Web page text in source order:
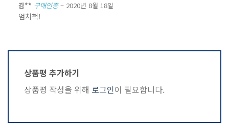
5 중에서
5로 평가됨
김** 구매인증 – 2020년 8월 18일
엄치척!
상품평 추가하기
상품평 작성을 위해 로그인이 필요합니다.